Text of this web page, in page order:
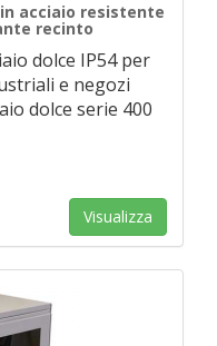
acciaio resistente
recinto
dolce IP54 per
e negozi
dolce serie 400
Visualizza